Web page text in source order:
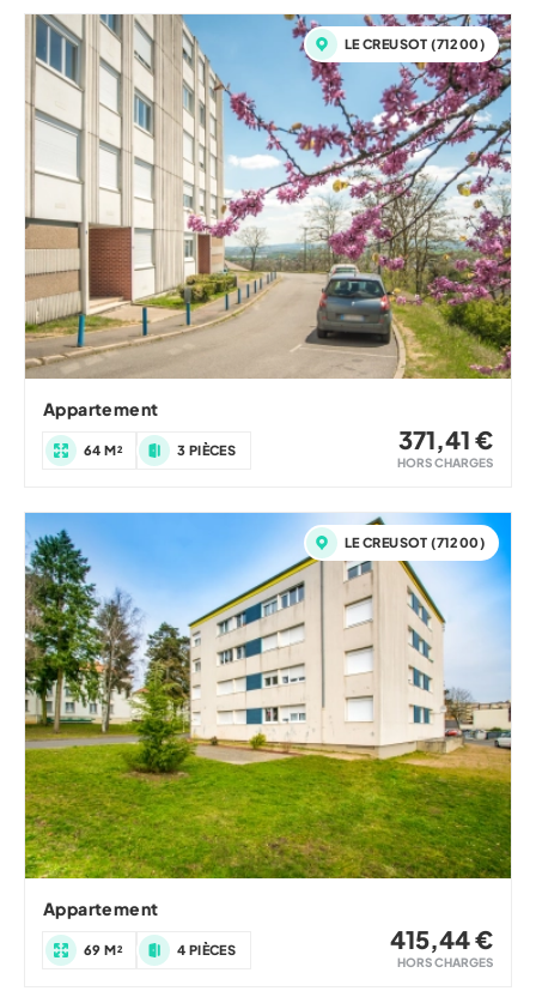
LE CREUSOT (71200)
Appartement
64 M² 3 PIÈCES 371,41 €
HORS CHARGES
LE CREUSOT (71200)
Appartement
69 M² 4 PIÈCES 415,44 €
HORS CHARGES